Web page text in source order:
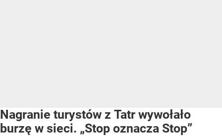
Nagranie turystów z Tatr wywołało
burzę w sieci. „Stop oznacza Stop”